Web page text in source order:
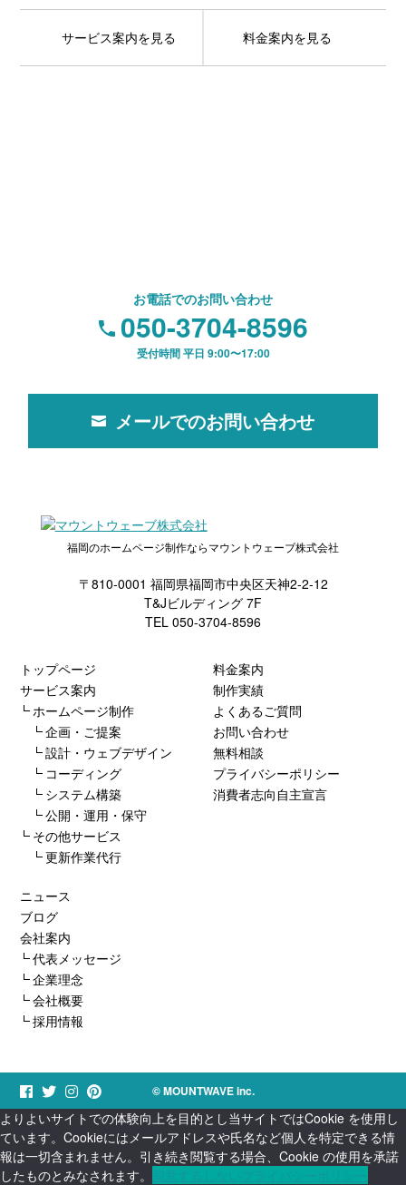
サービス案内を見る 料金案内を見る
お電話でのお問い合わせ
050-3704-8596
受付時間 平日 9:00〜17:00
メールでのお問い合わせ
福岡のホームページ制作ならマウントウェーブ株式会社
〒810-0001 福岡県福岡市中央区天神2-2-12
T&Jビルディング 7F
TEL 050-3704-8596
トップページ
サービス案内
ホームページ制作
企画・ご提案
設計・ウェブデザイン
コーディング
システム構築
公開・運用・保守
その他サービス
更新作業代行
料金案内
制作実績
よくあるご質問
お問い合わせ
無料相談
プライバシーポリシー
消費者志向自主宣言
ニュース
ブログ
会社案内
代表メッセージ
企業理念
会社概要
採用情報
© MOUNTWAVE inc.
よりよいサイトでの体験向上を目的とし当サイトではCookie を使用し
ています。Cookieにはメールアドレスや氏名など個人を特定できる情
報は一切含まれません。引き続き閲覧する場合、Cookie の使用を承諾
したものとみなされます。